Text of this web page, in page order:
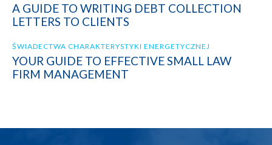
A GUIDE TO WRITING DEBT COLLECTION
LETTERS TO CLIENTS
ŚWIADECTWA CHARAKTERYSTYKI ENERGETYCZNEJ
YOUR GUIDE TO EFFECTIVE SMALL LAW
FIRM MANAGEMENT